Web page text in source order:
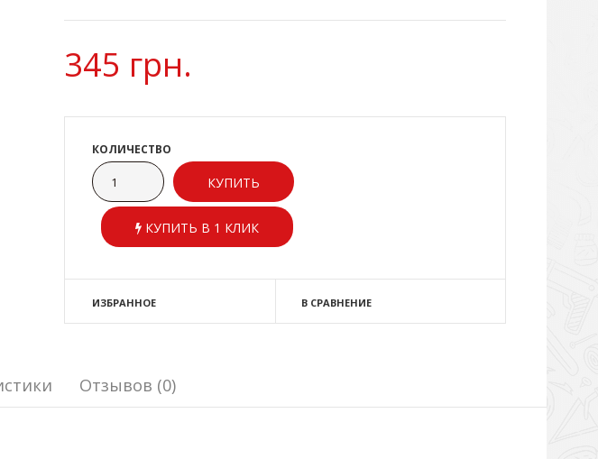
345 грн.
КОЛИЧЕСТВО
КУПИТЬ В 1 КЛИК
ИЗБРАННОЕ В СРАВНЕНИЕ
Отзывов (0)